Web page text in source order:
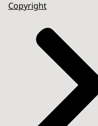
Copyright